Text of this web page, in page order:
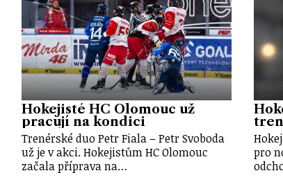
Hokejisté HC Olomouc už
pracují na kondici
Trenérské duo Petr Fiala – Petr Svoboda
už je v akci. Hokejistům HC Olomouc
začala příprava na…
pro